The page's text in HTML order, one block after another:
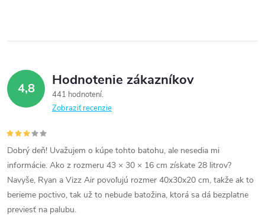
4,8 Hodnotenie zákazníkov
441 hodnotení
Zobraziť recenzie
Dobrý deň! Uvažujem o kúpe tohto batohu, ale nesedia mi
informácie. Ako z rozmeru 43 × 30 × 16 cm získate 28 litrov?
Navyše, Ryan a Vizz Air povoľujú rozmer 40x30x20 cm, takže ak to
berieme poctivo, tak už to nebude batožina, ktorá sa dá bezplatne
previesť na palubu.